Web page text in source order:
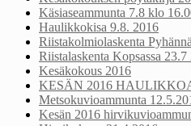
Käsiaseammunta 7.8 klo
Haulikkokisa 9.8. 2016
Riistakolmiolaskenta
Riistalaskenta Kopsassa 23.7
Kesäkokous 2016
KESÄN 2016
Metsokuvioammunta
Kesän 2016